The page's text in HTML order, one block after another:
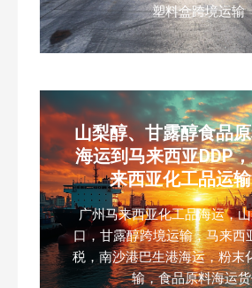
塑料盒跨境运输
山梨醇、甘露醇食品
海运到马来西亚DDP
来西亚化工品运
广州马来西亚化工品海运，
口，甘露醇跨境运输，马来西
税，南沙港巴生港海运，粉末
输，食品原料海运